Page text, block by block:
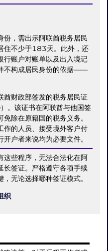
份，需出示阿联酋税务居民
住不少于183天。此外，还
账户对账单以及出入境记
不构成居民身份的依据——
酋财政部签发的税务居民证
。该证书在阿联酋与他国签
除在原籍国的税务义务。
作的人员、接受境外客户付
户者来说均为必要文件。
这些程序，无法合法化在阿
长签证。严格遵守各项手续
无论选择哪种签证模式。
织